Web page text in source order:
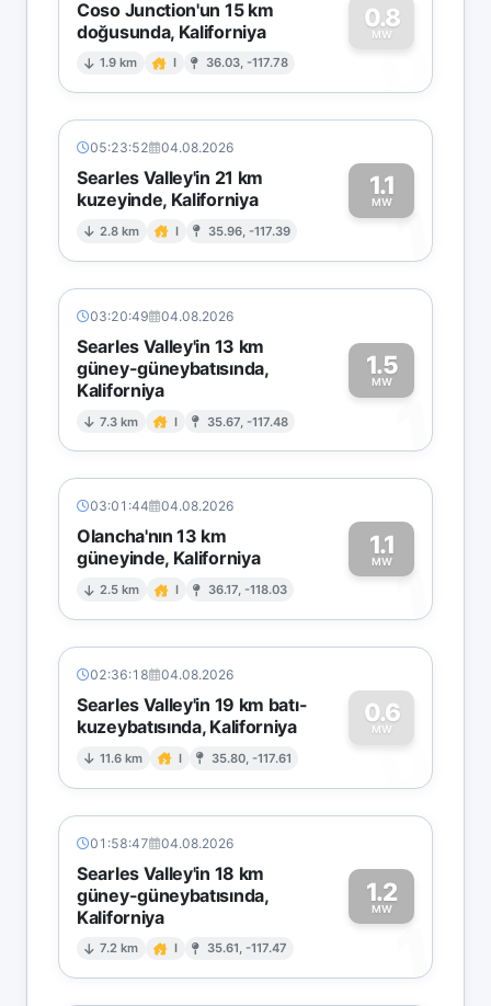
Coso Junction'un 15 km
doğusunda, Kaliforniya
1.9 km I 36.03, -117.78
0.8
MW
0
05:23:52 04.08.2026
Searles Valley'in 21 km
kuzeyinde, Kaliforniya
2.8 km I 35.96, -117.39
1.1
MW1
03:20:49 04.08.2026
Searles Valley'in 13 km
güney-güneybatısında,
Kaliforniya
7.3 km I 35.67, -117.48
1.5
MW
1
03:01:44 04.08.2026
Olancha'nın 13 km
güneyinde, Kaliforniya
2.5 km I 36.17, -118.03
1.1
MW1
02:36:18 04.08.2026
Searles Valley'in 19 km batı-
kuzeybatısında, Kaliforniya
11.6 km I 35.80, -117.61
0.6
MW
0
01:58:47 04.08.2026
Searles Valley'in 18 km
güney-güneybatısında,
Kaliforniya
7.2 km I 35.61, -117.47
1.2
MW
1